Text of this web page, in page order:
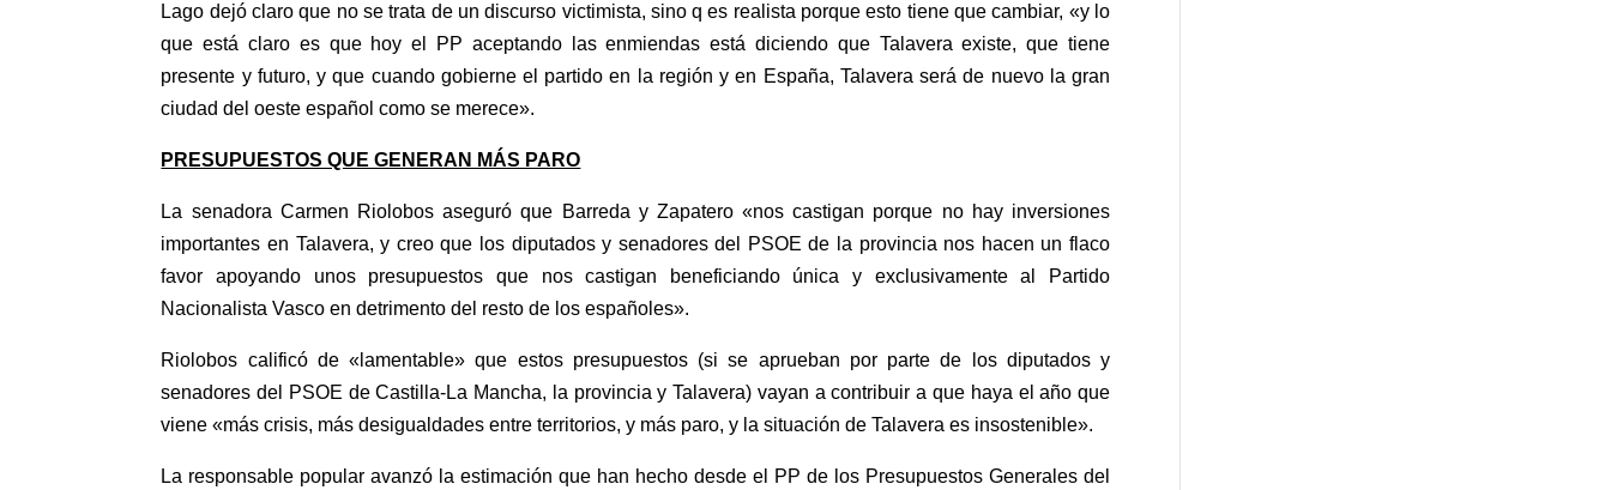
Lago dejó claro que no se trata de un discurso victimista, sino q es realista porque esto tiene que cambiar, «y lo
que está claro es que hoy el PP aceptando las enmiendas está diciendo que Talavera existe, que tiene
presente y futuro, y que cuando gobierne el partido en la región y en España, Talavera será de nuevo la gran
ciudad del oeste español como se merece».
PRESUPUESTOS QUE GENERAN MÁS PARO
La senadora Carmen Riolobos aseguró que Barreda y Zapatero «nos castigan porque no hay inversiones
importantes en Talavera, y creo que los diputados y senadores del PSOE de la provincia nos hacen un flaco
favor apoyando unos presupuestos que nos castigan beneficiando única y exclusivamente al Partido
Nacionalista Vasco en detrimento del resto de los españoles».
Riolobos calificó de «lamentable» que estos presupuestos (si se aprueban por parte de los diputados y
senadores del PSOE de Castilla-La Mancha, la provincia y Talavera) vayan a contribuir a que haya el año que
viene «más crisis, más desigualdades entre territorios, y más paro, y la situación de Talavera es insostenible».
La responsable popular avanzó la estimación que han hecho desde el PP de los Presupuestos Generales del